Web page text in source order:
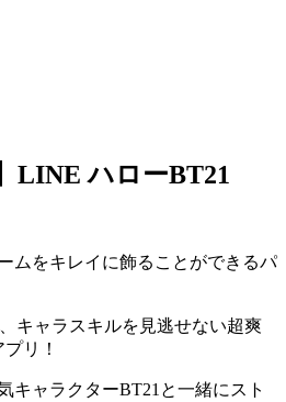
LINE ハローBT21
ムをキレイに飾ることができるパ
キャラスキルを見逃せない超爽
リ！
キャラクターBT21と一緒にスト